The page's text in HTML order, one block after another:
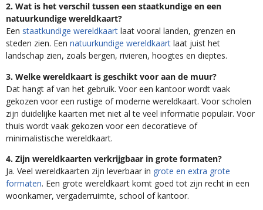
2. Wat is het verschil tussen een staatkundige en een
natuurkundige wereldkaart?
Een staatkundige wereldkaart laat vooral landen, grenzen en
steden zien. Een natuurkundige wereldkaart laat juist het
landschap zien, zoals bergen, rivieren, hoogtes en dieptes.
3. Welke wereldkaart is geschikt voor aan de muur?
Dat hangt af van het gebruik. Voor een kantoor wordt vaak
gekozen voor een rustige of moderne wereldkaart. Voor scholen
zijn duidelijke kaarten met niet al te veel informatie populair. Voor
thuis wordt vaak gekozen voor een decoratieve of
minimalistische wereldkaart.
4. Zijn wereldkaarten verkrijgbaar in grote formaten?
Ja. Veel wereldkaarten zijn leverbaar in grote en extra grote
formaten. Een grote wereldkaart komt goed tot zijn recht in een
woonkamer, vergaderruimte, school of kantoor.